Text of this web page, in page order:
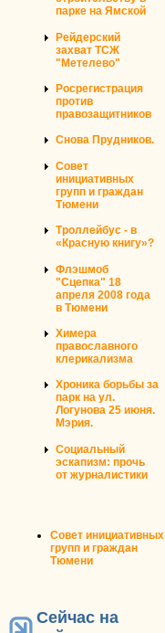
парке на Ямской
Рейдерский
захват ТСЖ
"Метелево"
Росрегистрация
против
правозащитников
Снова Прудников.
Совет
инициативных
групп и граждан
Тюмени
Троллейбус - в
«Красную книгу»?
Флэшмоб
"Сцепка" 18
апреля 2008 года
в Тюмени
Химера
православного
клерикализма
Хроника борьбы за
парк на ул.
Логунова 25 июня.
Мэрия.
Социальный
эскапизм: прочь
от журналистики
Совет инициативных
групп и граждан
Тюмени
Сейчас на